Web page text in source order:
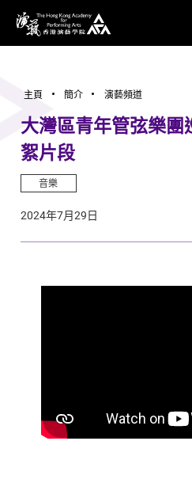
香港演藝學院
主頁 簡介 演藝頻道
大灣區青年管弦樂團
絮片段
音樂
2024年7月29日